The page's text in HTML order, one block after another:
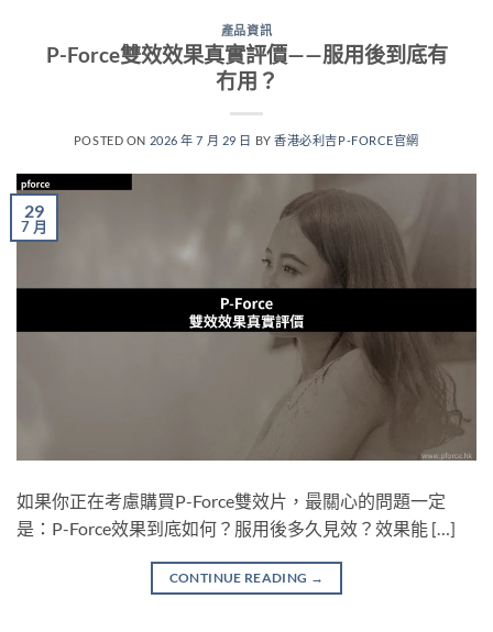
產品資訊
P-Force雙效效果真實評價——服用後到底有
冇用？
POSTED ON 2026 年 7 月 29 日 BY香港必利吉P-FORCE官網
29
7 月
如果你正在考慮購買P-Force雙效片，最關心的問題一定
是：P-Force效果到底如何？服用後多久見效？效果能 […]
CONTINUE READING →